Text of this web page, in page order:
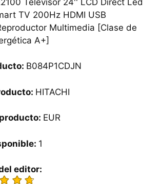
TV 200Hz HDMI USB
Multimedia [Clase de
A+]
B084P1CDJN
HITACHI
EUR
1
editor: